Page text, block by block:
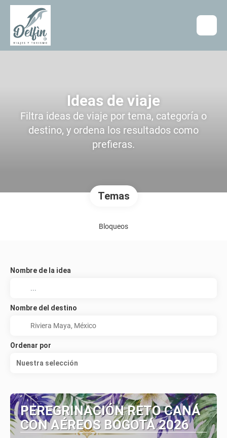
Ideas de viaje
Filtra ideas de viaje por tema, categoría o
destino, y ordena los resultados como
prefieras.
Temas
Bloqueos
Nombre de la idea
Nombre del destino
Ordenar por
Nuestra selección
PEREGRINACIÓN RETO CANÁ
CON AÉREOS BOGOTÁ 2026